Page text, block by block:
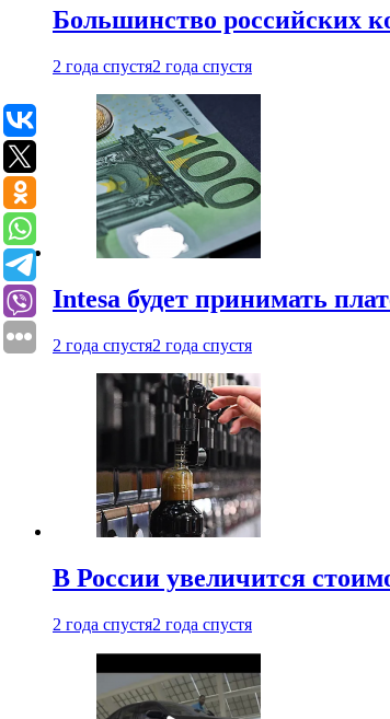
Большинство российских
2 года спустя2 года спустя
Intesa будет принимать
2 года спустя2 года спустя
В России увеличится
2 года спустя2 года спустя